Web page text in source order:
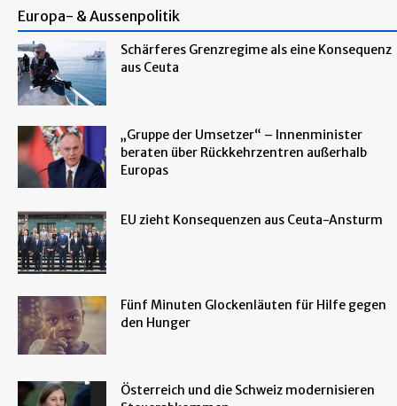
Europa- & Aussenpolitik
Schärferes Grenzregime als eine Konsequenz
aus Ceuta
„Gruppe der Umsetzer“ – Innenminister
beraten über Rückkehrzentren außerhalb
Europas
EU zieht Konsequenzen aus Ceuta-Ansturm
Fünf Minuten Glockenläuten für Hilfe gegen
den Hunger
Österreich und die Schweiz modernisieren